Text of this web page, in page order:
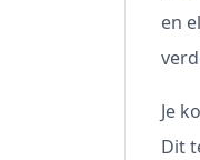
en
Je
Dit